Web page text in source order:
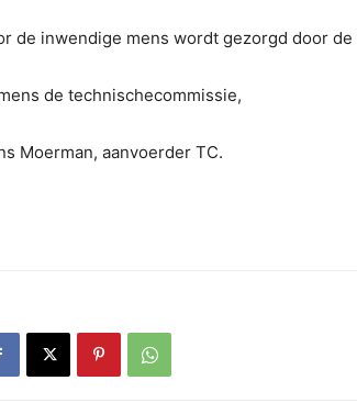
de inwendige mens wordt gezorgd door de
de technischecommissie,
Moerman, aanvoerder TC.